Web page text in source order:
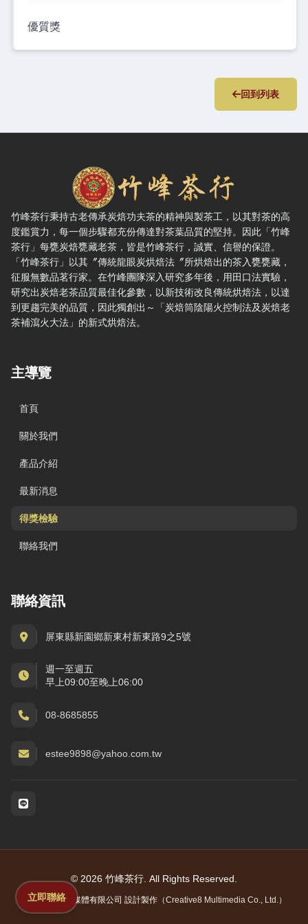
優質獎
回到列表
竹峰茶行 — 網站概要、主導覽與聯絡方式
竹峰茶行秉持古老傳承炭焙功夫茶的精神與製茶工，以其對茶的高
度鑑賞力，每一個步驟都充份傳達對茶葉品質的堅持。因此「竹峰
茶行」每甕炭焙甕藏老茶，皆是竹峰茶行，誠實、信譽的保證。
「竹峰茶行」以其〞傳統龍眼炭烘焙法〞所烘焙出的茶入甕甕藏，
征服無數品茗行家。在竹峰團隊深入研究多年後，用田口法實驗，
研究出炭焙老茶品質最佳化參數，以新技術改良傳統烘焙法，以達
到更趨完美的品質，因此獨創出～「炭焙筒陰陽火控制法及炭焙老
茶補瀉火大法」的新式烘焙法。
主導覽
首頁
關於我們
產品介紹
最新消息
得獎檢驗
聯絡我們
聯絡資訊
屏東縣新園鄉新東村新東路9之5號
週一至週五
早上09:00至晚上06:00
08-8685855
estee9898@yahoo.com.tw
社群與通訊
© 2026 竹峰茶行. All Rights Reserved.
網站由創八多媒體有限公司 設計製作 （Creative8 Multimedia Co., Ltd.）
立即聯絡